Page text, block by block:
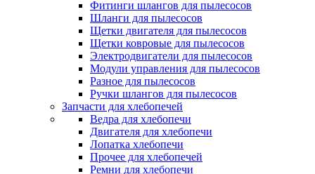
Фитинги шлангов для пылесосов
Шланги для пылесосов
Щетки двигателя для пылесосов
Щетки ковровые для пылесосов
Электродвигатели для пылесосов
Модули управления для пылесосов
Разное для пылесосов
Ручки шлангов для пылесосов
Запчасти для хлебопечей
Ведра для хлебопечи
Двигателя для хлебопечи
Лопатка хлебопечи
Прочее для хлебопечей
Ремни для хлебопечи